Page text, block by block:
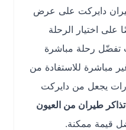
على عرض
الرحلة
رحلة مباشرة
للاستفادة من
من دايركت
من العيون
ممكنة.